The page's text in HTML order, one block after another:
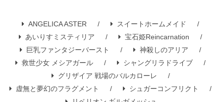
ANGELICA ASTER
スイートホームメイド
あいりすミスティリア
宝石姫Reincarnation
巨乳ファンタジーバースト
神殺しのアリア
救世少女 メシアガール
シャングリラドライブ
グリザイア 戦場のバルカローレ
虚無と夢幻のフラグメント
シュガーコンフリクト